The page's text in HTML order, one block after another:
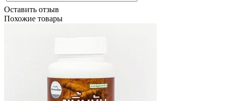
Оставить отзыв
Похожие товары